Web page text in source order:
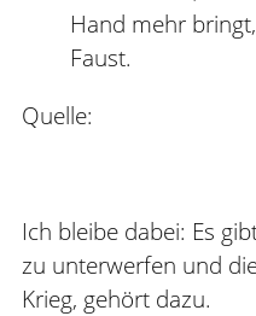
Hand mehr
Faust.
Quelle:
Ich bleibe dabei: Es
zu unterwerfen und
Krieg, gehört dazu.